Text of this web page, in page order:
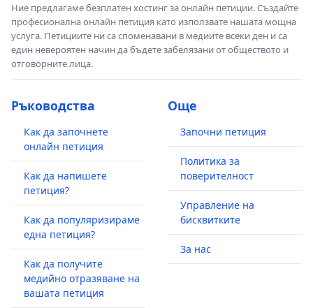
Ние предлагаме безплатен хостинг за онлайн петиции. Създайте
професионална онлайн петиция като използвате нашата мощна
услуга. Петициите ни са споменавани в медиите всеки ден и са
един невероятен начин да бъдете забелязани от обществото и
отговорните лица.
Ръководства
Как да започнете
онлайн петиция
Как да напишете
петиция?
Как да популяризираме
една петиция?
Как да получите
медийно отразяване на
вашата петиция
Още
Започни петиция
Политика за
поверителност
Управление на
бисквитките
За нас